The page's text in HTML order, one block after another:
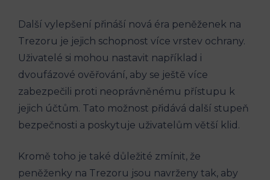
Další vylepšení přináší nová éra peněženek na
Trezoru je jejich schopnost více vrstev ochrany.
Uživatelé si mohou nastavit například i
dvoufázové ověřování, aby se ještě více
zabezpečili proti neoprávněnému přístupu k
jejich účtům. Tato možnost přidává další stupeň
bezpečnosti a poskytuje uživatelům větší klid.
Kromě toho je také důležité zmínit, že
peněženky na Trezoru jsou navrženy tak, aby